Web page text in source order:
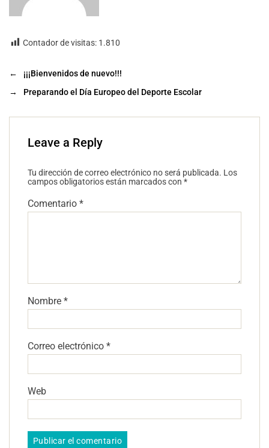
Contador de visitas: 1.810
←
¡¡¡Bienvenidos de nuevo!!!
→
Preparando el Día Europeo del Deporte Escolar
Leave a Reply
Tu dirección de correo electrónico no será publicada. Los
campos obligatorios están marcados con *
Comentario *
Nombre *
Correo electrónico *
Web